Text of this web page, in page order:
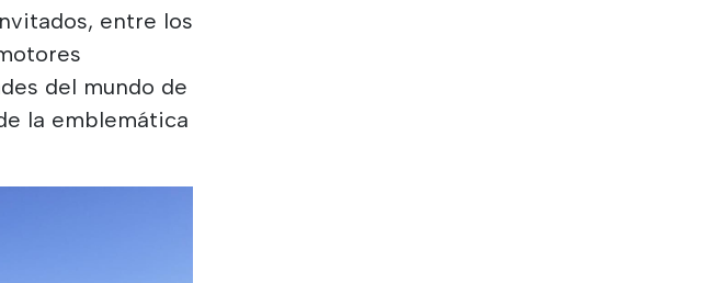
entre los
del mundo de
la emblemática